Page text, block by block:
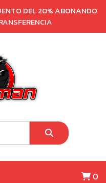
DEL 20% ABONANDO
0